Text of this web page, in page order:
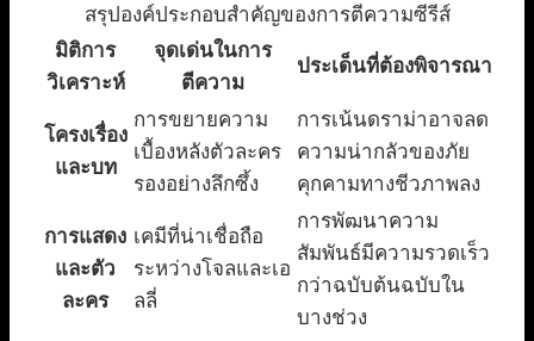
สรุปองค์ประกอบสำคัญของการตีความซีรีส์
มิติการ
วิเคราะห์
จุดเด่นในการ
ตีความ
ประเด็นที่ต้องพิจารณา
โครงเรื่อง
และบท
การขยายความ
เบื้องหลังตัวละคร
รองอย่างลึกซึ้ง
การเน้นดราม่าอาจลด
ความน่ากลัวของภัย
คุกคามทางชีวภาพลง
การแสดง
และตัว
ละคร
เคมีที่น่าเชื่อถือ
ระหว่างโจลและเอ
ลลี่
การพัฒนาความ
สัมพันธ์มีความรวดเร็ว
กว่าฉบับต้นฉบับใน
บางช่วง